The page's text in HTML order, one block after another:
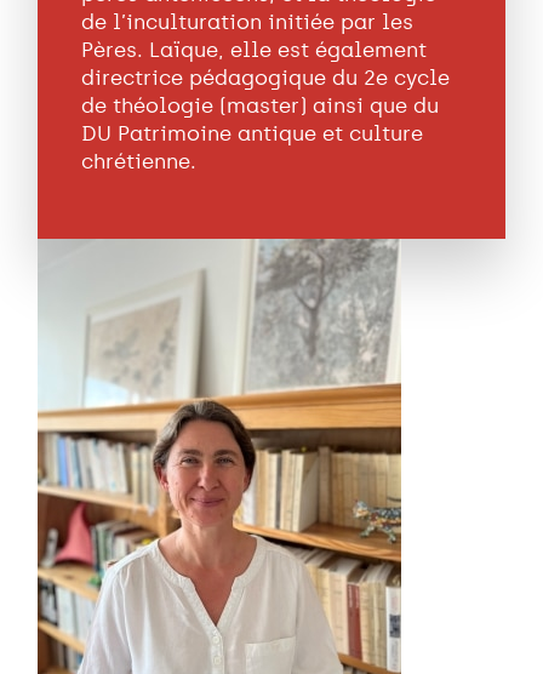
de l’inculturation initiée par les
Pères. Laïque, elle est également
directrice pédagogique du 2e cycle
de théologie (master) ainsi que du
DU Patrimoine antique et culture
chrétienne.